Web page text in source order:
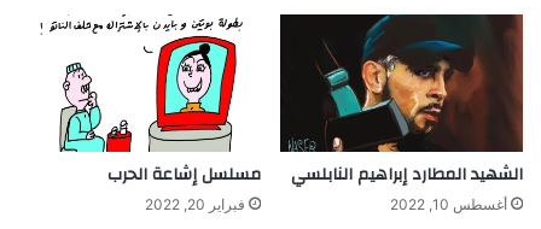
الشهيد المطارد إبراهيم النابلسي
أغسطس 10, 2022
مسلسل إشاعة الحرب
فبراير 20, 2022